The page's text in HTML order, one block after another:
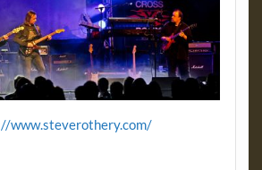
www.steverothery.com/